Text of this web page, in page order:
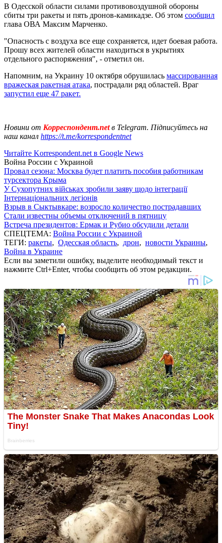
В Одесской области силами противовоздушной обороны
сбиты три ракеты и пять дронов-камикадзе. Об этом сообщил
глава ОВА Максим Марченко.
"Опасность с воздуха все еще сохраняется, идет боевая работа.
Прошу всех жителей области находиться в укрытиях
отдельного распоряжения", - отметил он.
Напомним, на Украину 10 октября обрушилась массированная
вражеская ракетная атака, пострадали ряд областей. Враг
запустил еще 47 ракет.
Новини от Корреспондент.netв Telegram. Підписуйтесь на
наш канал https://t.me/korrespondentnet
Читайте Korrespondent.net в Google News
Война России с Украиной
Провал сезона: Москва будет платить пособия работникам
турсектора Крыма
У Сухопутних військах зробили заяву щодо інтеграції
Інтернаціональних легіонів
Взрыв в Сыктывкаре: возросло количество пострадавших
Стали известны объемы отключений в пятницу
Встреча президентов: Ермак и Рубио обсудили детали
СПЕЦТЕМА: Война России с Украиной
ТЕГИ: ракеты, Одесская область, дрон, новости Украины,
Война в Украине
Если вы заметили ошибку, выделите необходимый текст и
нажмите Ctrl+Enter, чтобы сообщить об этом редакции.